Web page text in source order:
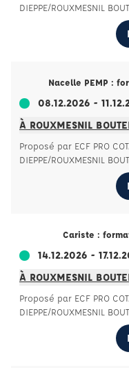
DIEPPE/ROUXMESNIL
Nacelle PEMP :
08.12.2026 -
À ROUXMESNIL
Proposé par ECF PRO
DIEPPE/ROUXMESNIL
Cariste :
14.12.2026 -
À ROUXMESNIL
Proposé par ECF PRO
DIEPPE/ROUXMESNIL